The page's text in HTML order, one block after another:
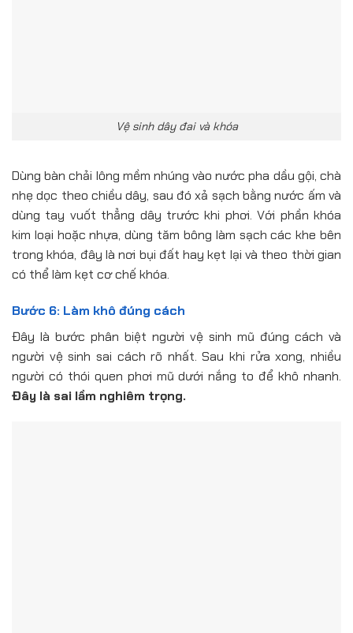
Vệ sinh dây đai và khóa
Dùng bàn chải lông mềm nhúng vào nước pha dầu gội, chà
nhẹ dọc theo chiều dây, sau đó xả sạch bằng nước ấm và
dùng tay vuốt thẳng dây trước khi phơi. Với phần khóa
kim loại hoặc nhựa, dùng tăm bông làm sạch các khe bên
trong khóa, đây là nơi bụi đất hay kẹt lại và theo thời gian
có thể làm kẹt cơ chế khóa.
Bước 6: Làm khô đúng cách
Đây là bước phân biệt người vệ sinh mũ đúng cách và
người vệ sinh sai cách rõ nhất. Sau khi rửa xong, nhiều
người có thói quen phơi mũ dưới nắng to để khô nhanh.
Đây là sai lầm nghiêm trọng.